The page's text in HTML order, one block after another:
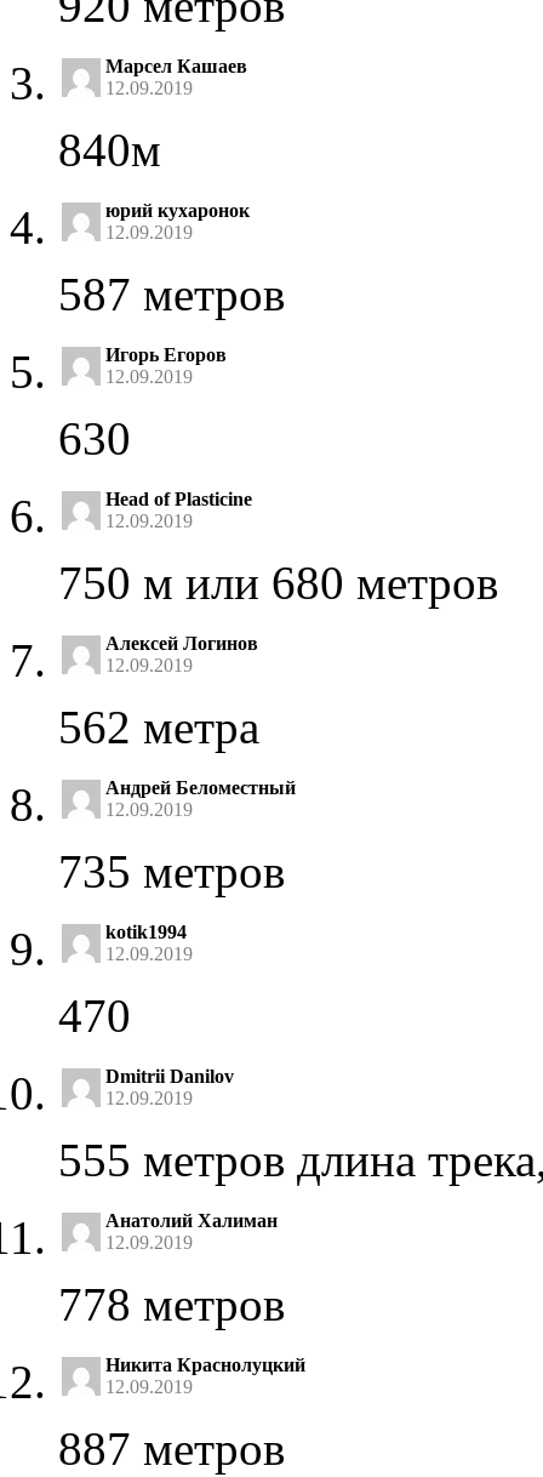
Марсел Кашаев
12.09.2019
840м
юрий кухаронок
12.09.2019
587 метров
Игорь Егоров
12.09.2019
630
Head of Plasticine
12.09.2019
750 м или 680 метров
Алексей Логинов
12.09.2019
562 метра
Андрей Беломестный
12.09.2019
735 метров
kotik1994
12.09.2019
470
Dmitrii Danilov
12.09.2019
555 метров длина
Анатолий Халиман
12.09.2019
778 метров
Никита Краснолуцкий
12.09.2019
887 метров